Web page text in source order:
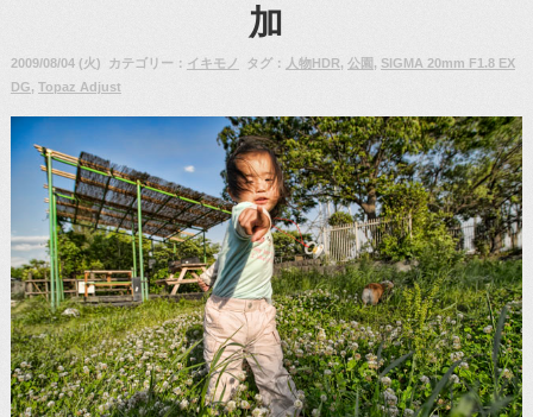
加
2009/08/04 (火) カテゴリー： イキモノ タグ： 人物HDR, 公園 , SIGMA 20mm F1.8 EX
DG, Topaz Adjust